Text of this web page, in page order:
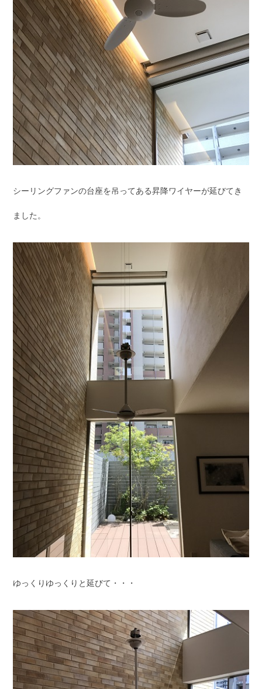
シーリングファンの台座を吊ってある昇降ワイヤーが延びてき
ました。
ゆっくりゆっくりと延びて・・・